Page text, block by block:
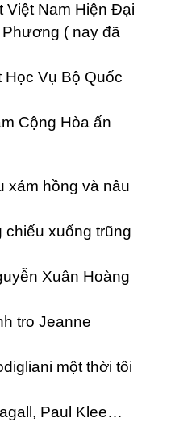
Việt Nam Hiện Đại
( nay đã
Học Vụ Bộ Quốc
Cộng Hòa ấn
xám hồng và nâu
xuống trũng
Xuân Hoàng
tro Jeanne
một thời tôi
Paul Klee…